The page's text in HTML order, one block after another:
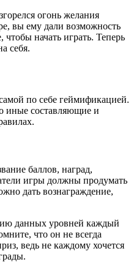
огонь желания
вы ему дали возможность
чтобы начать играть. Теперь
себя.
по себе геймификацией.
иные составляющие и
баллов, наград,
игры должны продумать
дать вознаграждение,
данных уровней каждый
что он не всегда
ведь не каждому хочется